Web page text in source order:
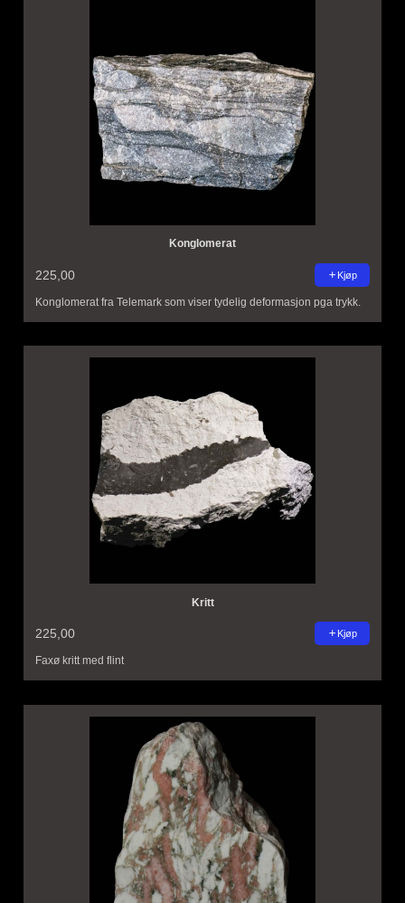
Konglomerat
225,00 Kjøp
Konglomerat fra Telemark som viser tydelig deformasjon pga trykk.
Kritt
225,00 Kjøp
Faxø kritt med flint